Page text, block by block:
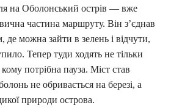
на Оболонський острів — вже
частина маршруту. Він з’єднав
де можна зайти в зелень і відчути,
Тепер туди ходять не тільки
потрібна пауза. Міст став
не обривається на березі, а
природи острова.